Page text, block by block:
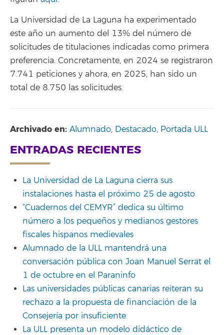
La Universidad de La Laguna ha experimentado
este año un aumento del 13% del número de
solicitudes de titulaciones indicadas como primera
preferencia. Concretamente, en 2024 se registraron
7.741 peticiones y ahora, en 2025, han sido un
total de 8.750 las solicitudes.
Archivado en: Alumnado, Destacado, Portada ULL
ENTRADAS RECIENTES
La Universidad de La Laguna cierra sus
instalaciones hasta el próximo 25 de agosto
“Cuadernos del CEMYR” dedica su último
número a los pequeños y medianos gestores
fiscales hispanos medievales
Alumnado de la ULL mantendrá una
conversación pública con Joan Manuel Serrat el
1 de octubre en el Paraninfo
Las universidades públicas canarias reiteran su
rechazo a la propuesta de financiación de la
Consejería por insuficiente
La ULL presenta un modelo didáctico de